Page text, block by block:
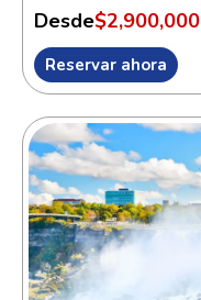
Desde$2,900,000
Reservar ahora